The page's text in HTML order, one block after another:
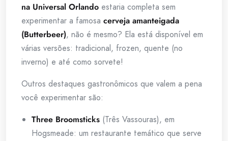
na Universal Orlando estaria completa sem
experimentar a famosa cerveja amanteigada
(Butterbeer), não é mesmo? Ela está disponível em
várias versões: tradicional, frozen, quente (no
inverno) e até como sorvete!
Outros destaques gastronômicos que valem a pena
você experimentar são:
Three Broomsticks (Três Vassouras), em
Hogsmeade: um restaurante temático que serve